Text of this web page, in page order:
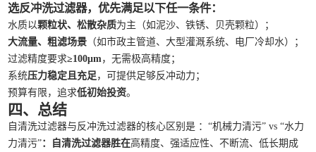
选反冲洗过滤器，优先满足以下任一条件：
水质以颗粒状、松散杂质为主（如泥沙、铁锈、贝壳颗粒）；
大流量、粗滤场景 （如市政主管道、大型灌溉系统、电厂冷却水）；
过滤精度要求≥100μm ，无需极高精度；
系统压力稳定且充足 ，可提供足够反冲动力；
预算有限，追求低初始投资。
四、总结
自清洗过滤器与反冲洗过滤器的核心区别是 ：“机械力清污” vs “水力
力清污”：自清洗过滤器胜在高精度、强适应性、不断流、低长期成